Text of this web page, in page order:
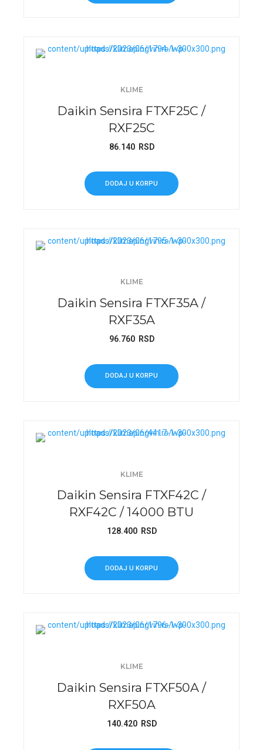
KLIME
Daikin Sensira FTXF25C /
RXF25C
86.140 RSD
DODAJ U KORPU
KLIME
Daikin Sensira FTXF35A /
RXF35A
96.760 RSD
DODAJ U KORPU
KLIME
Daikin Sensira FTXF42C /
RXF42C / 14000 BTU
128.400 RSD
DODAJ U KORPU
KLIME
Daikin Sensira FTXF50A /
RXF50A
140.420 RSD